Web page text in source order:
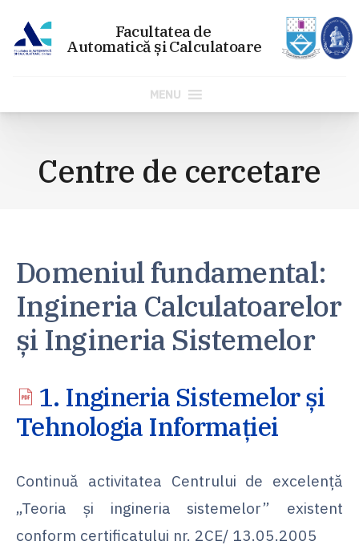
conținut
MENU
Centre de cercetare
Domeniul fundamental:
Ingineria Calculatoarelor
și Ingineria Sistemelor
1. Ingineria Sistemelor și
Tehnologia Informației
Continuă activitatea Centrului de excelență
„Teoria și ingineria sistemelor” existent
conform certificatului nr. 2CE/ 13.05.2005